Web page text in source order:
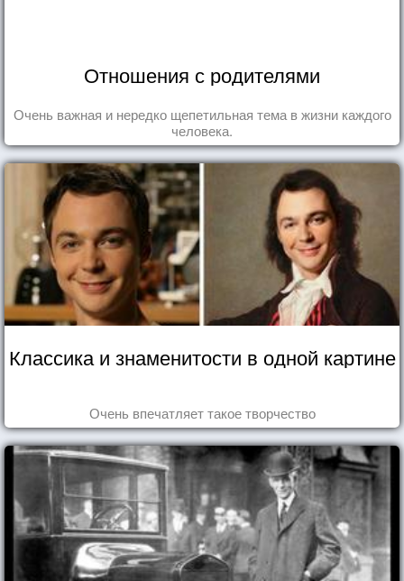
Отношения с родителями
Очень важная и нередко щепетильная тема в жизни каждого
человека.
Классика и знаменитости в одной картине
Очень впечатляет такое творчество